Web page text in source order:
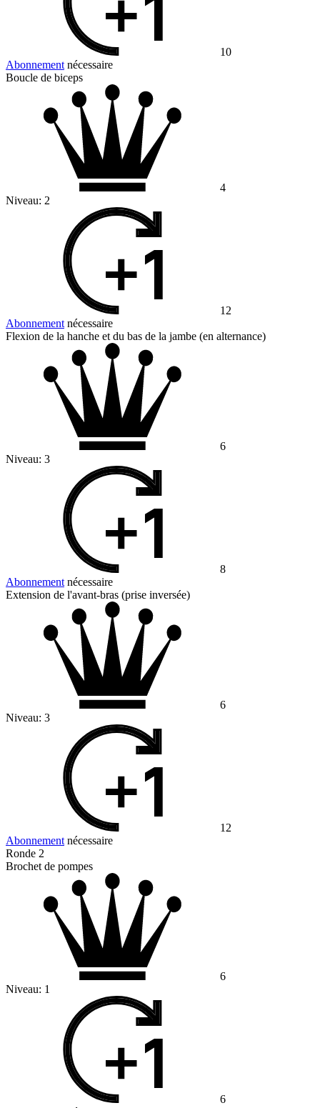
10
Abonnement nécessaire
Boucle de biceps
4
Niveau: 2
12
Abonnement nécessaire
Flexion de la hanche et du bas de la jambe (en alternance)
6
Niveau: 3
8
Abonnement nécessaire
Extension de l'avant-bras (prise inversée)
6
Niveau: 3
12
Abonnement nécessaire
Ronde 2
Brochet de pompes
6
Niveau: 1
6